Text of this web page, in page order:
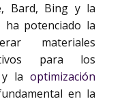
Bard, Bing y la
ha potenciado la
materiales
para los
y la optimización
en la